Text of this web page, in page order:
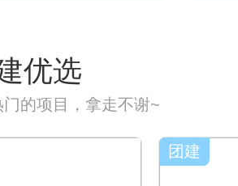
优选
的项目，拿走不谢~
团建